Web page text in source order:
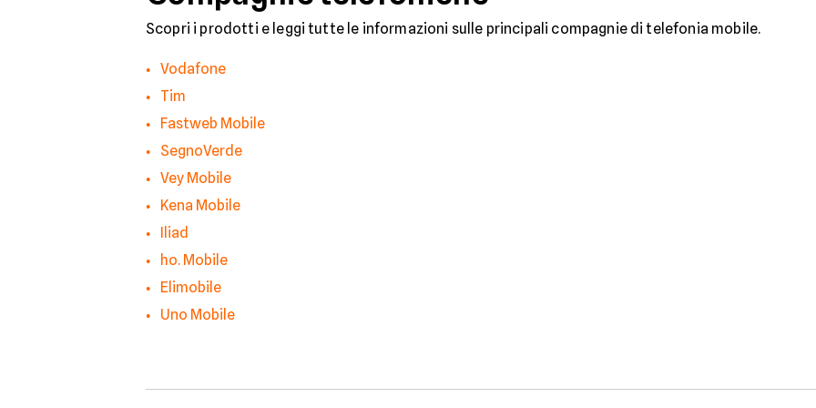
Scopri i prodotti e leggi tutte le informazioni sulle principali compagnie di telefonia mobile.
Vodafone
Tim
Fastweb Mobile
SegnoVerde
Vey Mobile
Kena Mobile
Iliad
ho. Mobile
Elimobile
Uno Mobile